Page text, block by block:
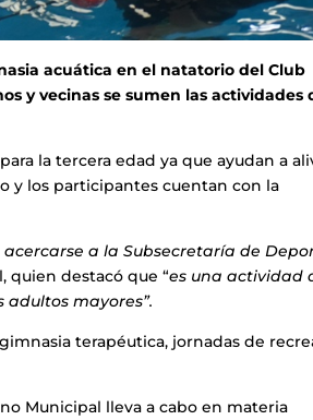
acuática en el natatorio del Club
y vecinas se sumen las actividades
la tercera edad ya que ayudan a
y los participantes cuentan con la
a la Subsecretaría de
quien destacó que “es una actividad
mayores”.
terapéutica, jornadas de
Municipal lleva a cabo en materia